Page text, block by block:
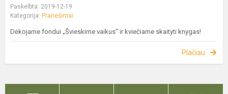
Paskelbta: 2019-12-19
Kategorija: Pranešimai
Dėkojame fondui „Švieskime vaikus“ ir kviečiame skaityti knygas!
Plačiau